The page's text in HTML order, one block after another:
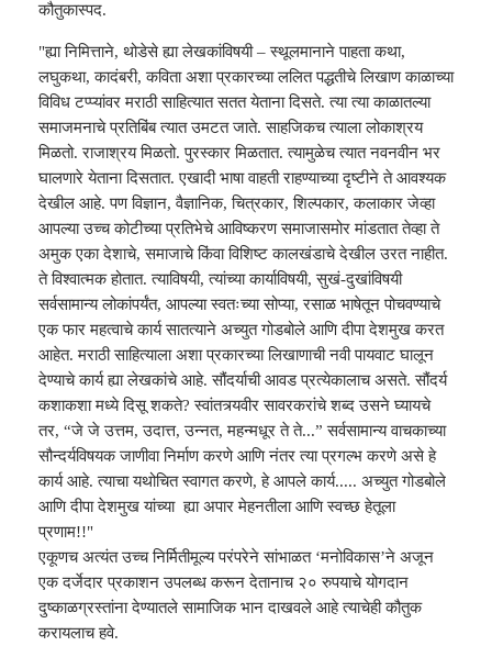
कौतुकास्पद.
"ह्या निमित्ताने, थोडेसे ह्या लेखकांविषयी – स्थूलमानाने पाहता कथा,
लघुकथा, कादंबरी, कविता अशा प्रकारच्या ललित पद्धतीचे लिखाण काळाच्या
विविध टप्प्यांवर मराठी साहित्यात सतत येताना दिसते. त्या त्या काळातल्या
समाजमनाचे प्रतिबिंब त्यात उमटत जाते. साहजिकच त्याला लोकाश्रय
मिळतो. राजाश्रय मिळतो. पुरस्कार मिळतात. त्यामुळेच त्यात नवनवीन भर
घालणारे येताना दिसतात. एखादी भाषा वाहती राहण्याच्या दृष्टीने ते आवश्यक
देखील आहे. पण विज्ञान, वैज्ञानिक, चित्रकार, शिल्पकार, कलाकार जेव्हा
आपल्या उच्च कोटीच्या प्रतिभेचे आविष्करण समाजासमोर मांडतात तेव्हा ते
अमुक एका देशाचे, समाजाचे किंवा विशिष्ट कालखंडाचे देखील उरत नाहीत.
ते विश्वात्मक होतात. त्याविषयी, त्यांच्या कार्याविषयी, सुखं-दुखांविषयी
सर्वसामान्य लोकांपर्यंत, आपल्या स्वतःच्या सोप्या, रसाळ भाषेतून पोचवण्याचे
एक फार महत्वाचे कार्य सातत्याने अच्युत गोडबोले आणि दीपा देशमुख करत
आहेत. मराठी साहित्याला अशा प्रकारच्या लिखाणाची नवी पायवाट घालून
देण्याचे कार्य ह्या लेखकांचे आहे. सौंदर्याची आवड प्रत्येकालाच असते. सौंदर्य
कशाकशा मध्ये दिसू शकते? स्वांतत्र्यवीर सावरकरांचे शब्द उसने घ्यायचे
तर, “जे जे उत्तम, उदात्त, उन्नत, महन्मधूर ते ते...” सर्वसामान्य वाचकाच्या
सौन्दर्यविषयक जाणीवा निर्माण करणे आणि नंतर त्या प्रगल्भ करणे असे हे
कार्य आहे. त्याचा यथोचित स्वागत करणे, हे आपले कार्य..... अच्युत गोडबोले
आणि दीपा देशमुख यांच्या ह्या अपार मेहनतीला आणि स्वच्छ हेतूला
प्रणाम!!"
एकूणच अत्यंत उच्च निर्मितीमूल्य परंपरेने सांभाळत ‘मनोविकास’ने अजून
एक दर्जेदार प्रकाशन उपलब्ध करून देतानाच २० रुपयाचे योगदान
दुष्काळग्रस्तांना देण्यातले सामाजिक भान दाखवले आहे त्याचेही कौतुक
करायलाच हवे.